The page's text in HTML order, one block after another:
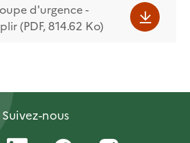
d'urgence -
(PDF, 814.62 Ko)
Suivez-nous